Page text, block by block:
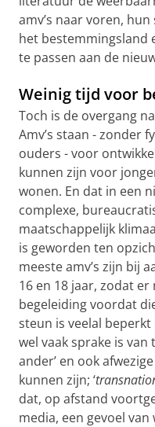
amv’s naar voren,
het bestemmingsland
te passen aan de
Weinig tijd voor
Toch is de overgang
Amv’s staan - zonder
ouders - voor
kunnen zijn voor
wonen. En dat in een
complexe,
maatschappelijk
is geworden ten
meeste amv’s zijn bij
16 en 18 jaar, zodat
begeleiding voordat
steun is veelal
wel vaak sprake is van
ander’ en ook
kunnen zijn; ‘
dat, op afstand
media, een gevoel